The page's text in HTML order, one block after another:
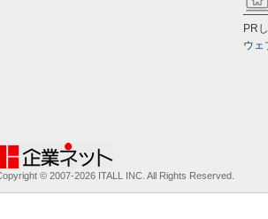
PR
ウェ
© 2007-2026 ITALL INC. All Rights Reserved.